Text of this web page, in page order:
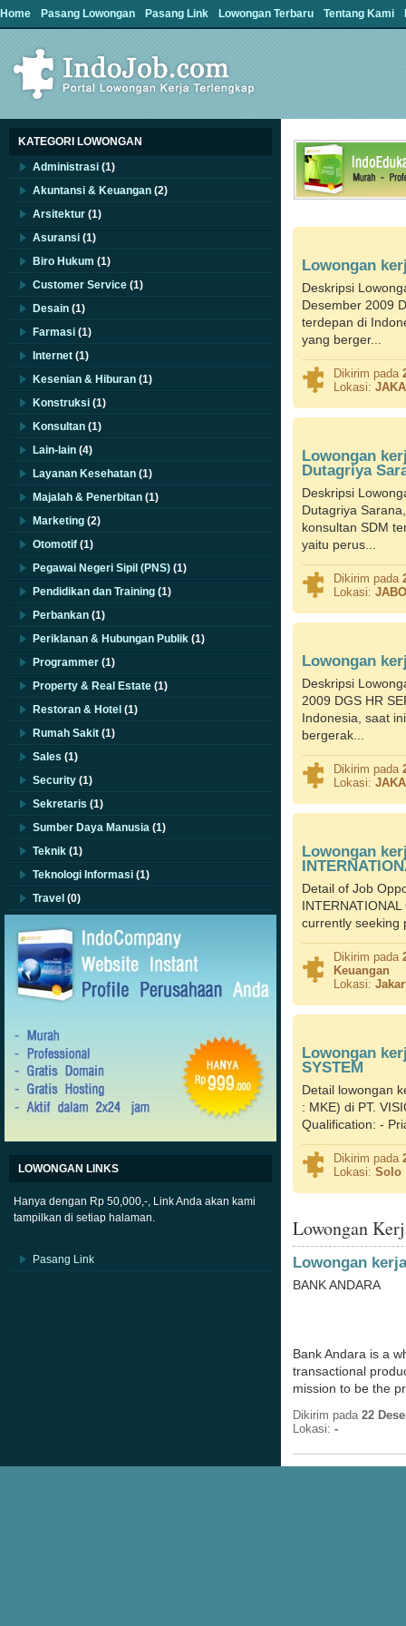
Home Pasang Lowongan Pasang Link Lowongan Terbaru Tentang Kami
KATEGORI LOWONGAN
Administrasi (1)
Akuntansi & Keuangan (2)
Arsitektur (1)
Asuransi (1)
Biro Hukum (1)
Customer Service (1)
Desain (1)
Farmasi (1)
Internet (1)
Kesenian & Hiburan (1)
Konstruksi (1)
Konsultan (1)
Lain-lain (4)
Layanan Kesehatan (1)
Majalah & Penerbitan (1)
Marketing (2)
Otomotif (1)
Pegawai Negeri Sipil (PNS) (1)
Pendidikan dan Training (1)
Perbankan (1)
Periklanan & Hubungan Publik (1)
Programmer (1)
Property & Real Estate (1)
Restoran & Hotel (1)
Rumah Sakit (1)
Sales (1)
Security (1)
Sekretaris (1)
Sumber Daya Manusia (1)
Teknik (1)
Teknologi Informasi (1)
Travel (0)
LOWONGAN LINKS
Hanya dengan Rp 50,000,-, Link Anda akan kami
tampilkan di setiap halaman.
Pasang Link
Lowongan
Deskripsi
Desember 2009
terdepan di
yang berger...
Dikirim pada
Lokasi:
Lowongan
Dutagriya
Deskripsi
Dutagriya
konsultan SDM
yaitu perus...
Dikirim pada
Lokasi:
Lowongan
Deskripsi
2009 DGS HR
Indonesia, saat
bergerak...
Dikirim pada
Lokasi:
Lowongan
Detail of Job
currently seeking
Dikirim pada
Keuangan
Lokasi:
Lowongan
SYSTEM
Detail lowongan
: MKE) di PT.
Qualification: -
Dikirim pada
Lokasi: Solo
Lowongan
Lowongan
BANK ANDARA
Bank Andara is a
transactional
mission to be the
Dikirim pada 22
Lokasi: -